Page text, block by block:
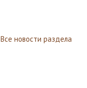
Все новости раздела